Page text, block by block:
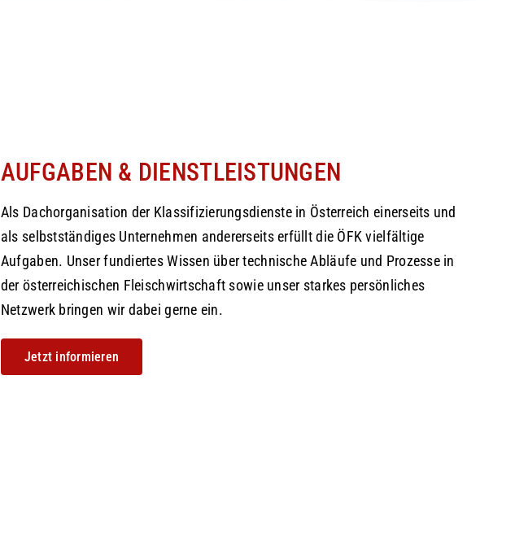
AUFGABEN & DIENSTLEISTUNGEN
Als Dachorganisation der Klassifizierungsdienste in Österreich einerseits und
als selbstständiges Unternehmen andererseits erfüllt die ÖFK vielfältige
Aufgaben. Unser fundiertes Wissen über technische Abläufe und Prozesse in
der österreichischen Fleischwirtschaft sowie unser starkes persönliches
Netzwerk bringen wir dabei gerne ein.
Jetzt informieren